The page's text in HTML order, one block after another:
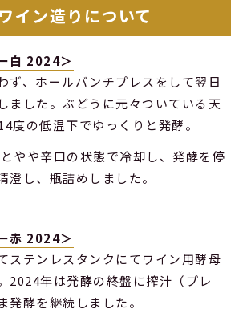
イン造りについて
白 2024＞
ず、ホールバンチプレスをして翌日
ました。ぶどうに元々ついている天
度の低温下でゆっくりと発酵。
やや辛口の状態で冷却し、発酵を停
澄し、瓶詰めしました。
赤 2024＞
ステンレスタンクにてワイン用酵母
2024年は発酵の終盤に搾汁（プレ
発酵を継続しました。